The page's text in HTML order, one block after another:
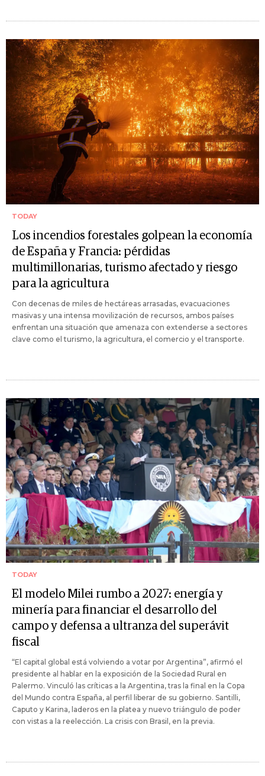
TODAY
Los incendios forestales golpean la economía
de España y Francia: pérdidas
multimillonarias, turismo afectado y riesgo
para la agricultura
Con decenas de miles de hectáreas arrasadas, evacuaciones
masivas y una intensa movilización de recursos, ambos países
enfrentan una situación que amenaza con extenderse a sectores
clave como el turismo, la agricultura, el comercio y el transporte.
TODAY
El modelo Milei rumbo a 2027: energía y
minería para financiar el desarrollo del
campo y defensa a ultranza del superávit
fiscal
“El capital global está volviendo a votar por Argentina”, afirmó el
presidente al hablar en la exposición de la Sociedad Rural en
Palermo. Vinculó las críticas a la Argentina, tras la final en la Copa
del Mundo contra España, al perfil liberar de su gobierno. Santilli,
Caputo y Karina, laderos en la platea y nuevo triángulo de poder
con vistas a la reelección. La crisis con Brasil, en la previa.